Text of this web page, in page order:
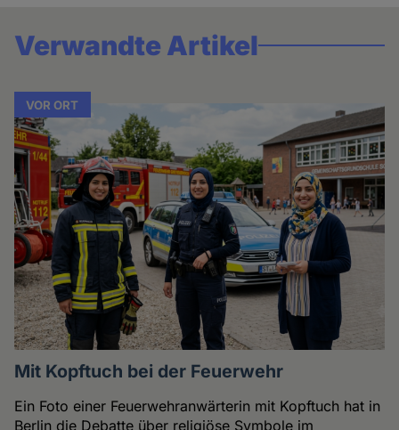
Verwandte Artikel
VOR ORT
Mit Kopftuch bei der Feuerwehr
Ein Foto einer Feuerwehranwärterin mit Kopftuch hat in
Berlin die Debatte über religiöse Symbole im